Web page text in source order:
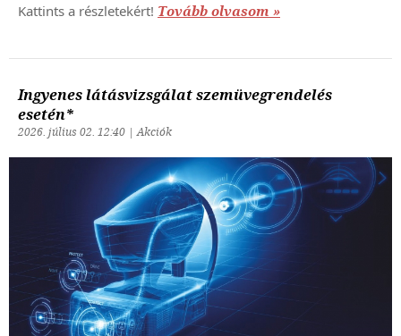
Kattints a részletekért! Tovább olvasom »
Ingyenes látásvizsgálat szemüvegrendelés
esetén*
2026. július 02. 12:40 | Akciók